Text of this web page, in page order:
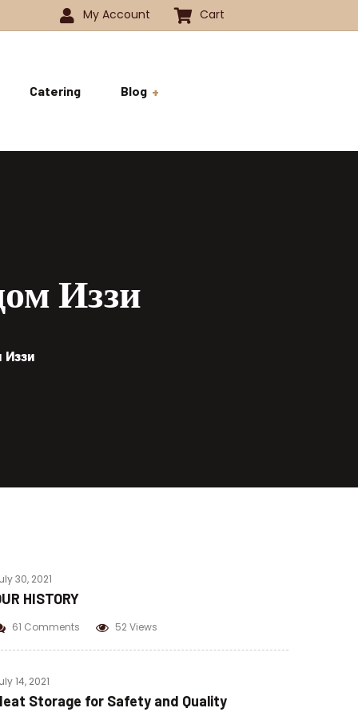
My Account Cart
Catering Blog
Иззи
Иззи
30, 2021
HISTORY
61 Comments 52 Views
14, 2021
Storage for Safety and Quality